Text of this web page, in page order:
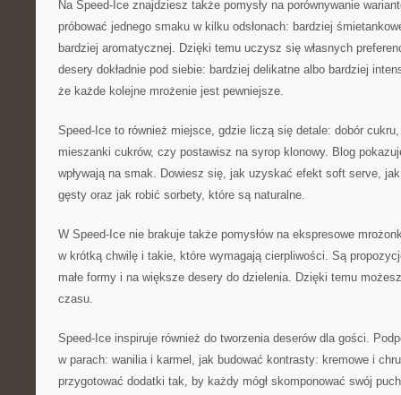
Na Speed-Ice znajdziesz także pomysły na porównywanie
próbować jednego smaku w kilku odsłonach: bardziej
bardziej aromatycznej. Dzięki temu uczysz się własnych
desery dokładnie pod siebie: bardziej delikatne albo bardziej
że każde kolejne mrożenie jest pewniejsze.
Speed-Ice to również miejsce, gdzie liczą się detale: dobór
mieszanki cukrów, czy postawisz na syrop klonowy. Blog
wpływają na smak. Dowiesz się, jak uzyskać efekt soft serve,
gęsty oraz jak robić sorbety, które są naturalne.
W Speed-Ice nie brakuje także pomysłów na ekspresowe
w krótką chwilę i takie, które wymagają cierpliwości. Są
małe formy i na większe desery do dzielenia. Dzięki temu
czasu.
Speed-Ice inspiruje również do tworzenia deserów dla gości.
w parach: wanilia i karmel, jak budować kontrasty: kremowe i
przygotować dodatki tak, by każdy mógł skomponować swój